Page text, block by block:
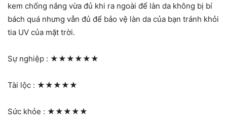
kem chống nắng vừa đủ khi ra ngoài để làn da không bị bí
bách quá nhưng vẫn đủ để bảo vệ làn da của bạn tránh khỏi
tia UV của mặt trời.
Sự nghiệp : ★★★★★★
Tài lộc : ★★★★★
Sức khỏe : ★★★★★